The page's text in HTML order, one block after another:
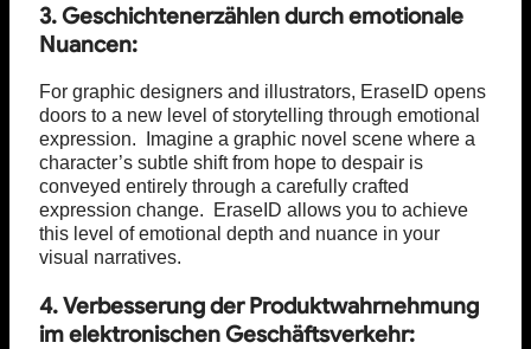
3. Geschichtenerzählen durch emotionale
Nuancen:
For graphic designers and illustrators, EraseID opens
doors to a new level of storytelling through emotional
expression. Imagine a graphic novel scene where a
character’s subtle shift from hope to despair is
conveyed entirely through a carefully crafted
expression change. EraseID allows you to achieve
this level of emotional depth and nuance in your
visual narratives.
4. Verbesserung der Produktwahrnehmung
im elektronischen Geschäftsverkehr: